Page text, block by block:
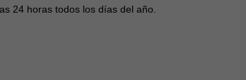
24 horas todos los días del año.